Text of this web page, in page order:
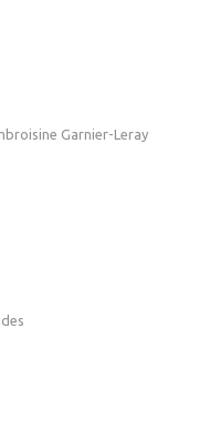
Garnier-Leray